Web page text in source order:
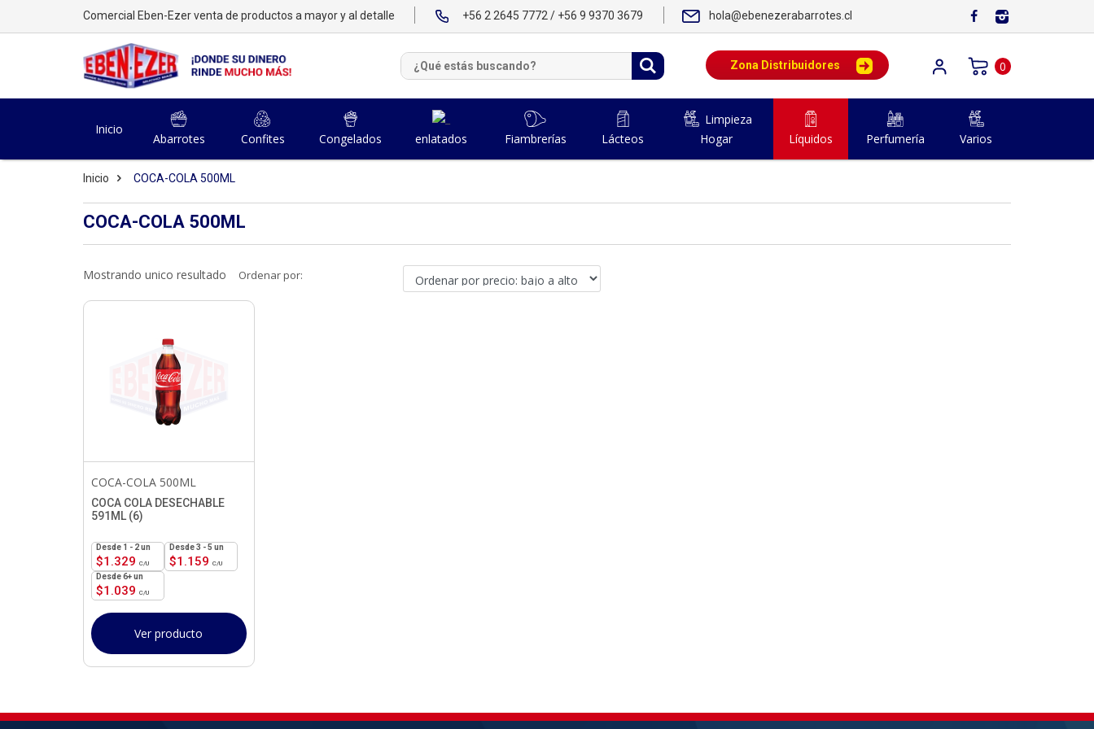
Comercial Eben-Ezer venta de productos a mayor y al detalle +56 2 2645 7772 / +56 9 9370 3679 hola@ebenezerabarrotes.cl
Zona Distribuidores 0
Inicio
Abarrotes Confites Congelados enlatados Fiambrerías Lácteos
Limpieza
Hogar
Líquidos Perfumería Varios
Inicio COCA-COLA 500ML
COCA-COLA 500ML
Mostrando unico resultado Ordenar por:
COCA-COLA 500ML
COCA COLA DESECHABLE
591ML (6)
$1.329
1 - 2un
$1.159
3 - 5 un
$1.039
6+ un
Ver producto